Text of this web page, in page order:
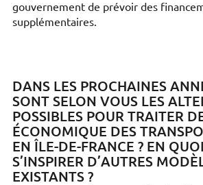
gouvernement de prévoir des
supplémentaires.
DANS LES PROCHAINES
SONT SELON VOUS LES
POSSIBLES POUR TRAITER
ÉCONOMIQUE DES
EN ÎLE-DE-FRANCE ? EN
S’INSPIRER D’AUTRES
EXISTANTS ?